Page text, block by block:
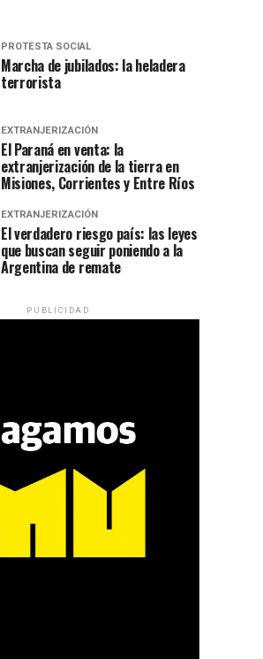
PROTESTA SOCIAL
Marcha de jubilados: la heladera
terrorista
EXTRANJERIZACIÓN
El Paraná en venta: la
extranjerización de la tierra en
Misiones, Corrientes y Entre Ríos
EXTRANJERIZACIÓN
El verdadero riesgo país: las leyes
que buscan seguir poniendo a la
Argentina de remate
PUBLICIDAD